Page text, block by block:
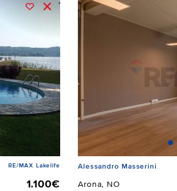
RE/MAX Lakelife
1.100€
Alessandro Masserini
Arona, NO